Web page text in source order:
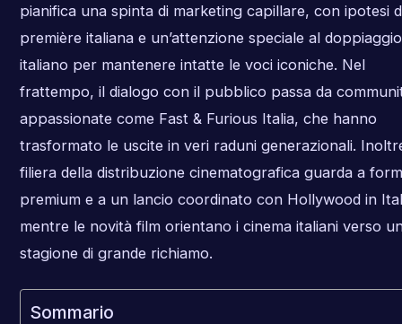
pianifica una spinta di marketing capillare, con ipotesi
première italiana e un’attenzione speciale al doppiaggio
italiano per mantenere intatte le voci iconiche. Nel
frattempo, il dialogo con il pubblico passa da
appassionate come Fast & Furious Italia, che hanno
trasformato le uscite in veri raduni generazionali.
filiera della distribuzione cinematografica guarda a
premium e a un lancio coordinato con Hollywood in
mentre le novità film orientano i cinema italiani verso
stagione di grande richiamo.
Sommario